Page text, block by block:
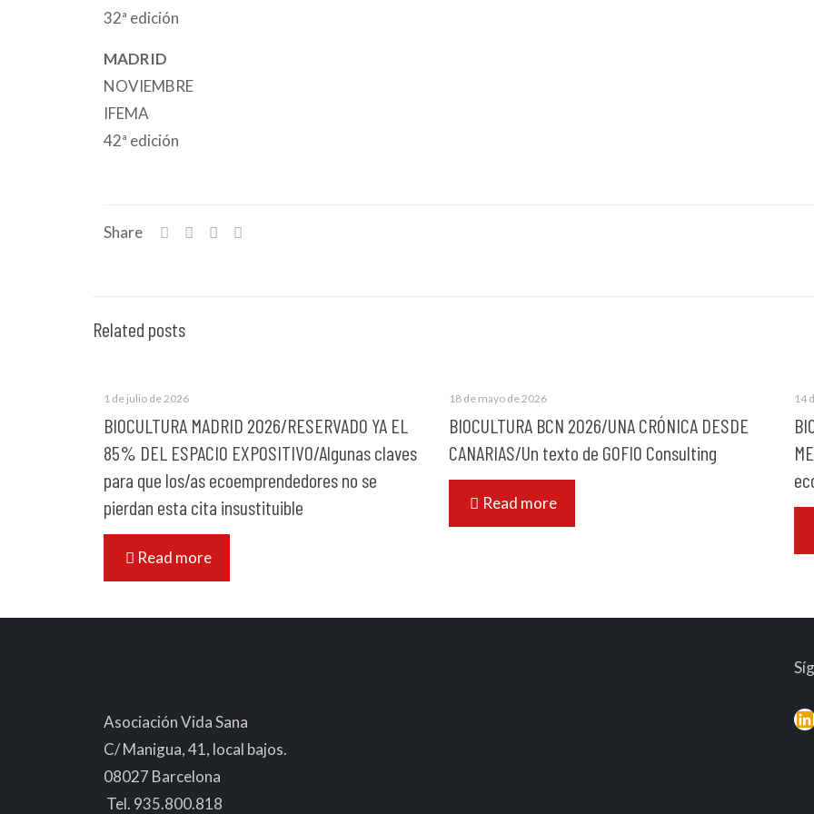
32ª edición
MADRID
NOVIEMBRE
IFEMA
42ª edición
Share
Related posts
1 de julio de 2026
BIOCULTURA MADRID 2026/RESERVADO YA EL
85% DEL ESPACIO EXPOSITIVO/Algunas claves
para que los/as ecoemprendedores no se
pierdan esta cita insustituible
Read more
18 de mayo de 2026
BIOCULTURA BCN 2026/UNA CRÓNICA DESDE
CANARIAS/Un texto de GOFIO Consulting
Read more
14
Asociación Vida Sana
C/ Manigua, 41, local bajos.
08027 Barcelona
Tel. 935.800.818